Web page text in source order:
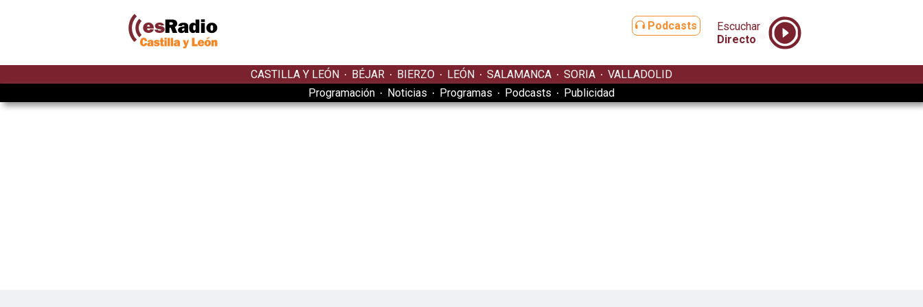
Podcasts
Escuchar
Directo
CASTILLA Y LEÓN BÉJAR BIERZO LEÓN SALAMANCA SORIA
VALLADOLID
Programación
Noticias Programas Podcasts Publicidad